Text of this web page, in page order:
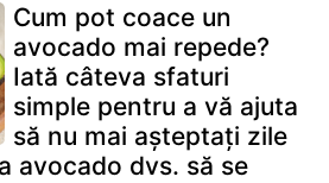
Cum pot coace un
avocado mai repede?
Iată câteva sfaturi
simple pentru a vă ajuta
să nu mai așteptați zile
avocado dvs. să se